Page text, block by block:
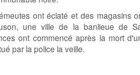
ont éclaté et des magasins
une ville de la banlieue de
ont commencé après la mort
par la police la veille.